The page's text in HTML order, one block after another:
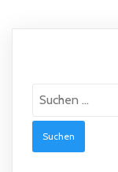
Suchen
nach: